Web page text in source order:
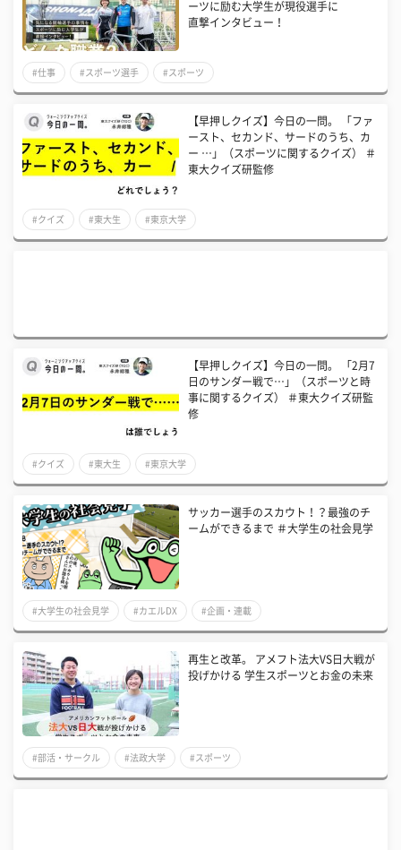
ーツに励む大学生が現役選手に
直撃インタビュー！
#仕事 #スポーツ選手 #スポーツ
【早押しクイズ】今日の一問。 「ファ
ースト、セカンド、サードのうち、カ
ー …」（スポーツに関するクイズ） ＃
東大クイズ研監修
#クイズ #東大生 #東京大学
【早押しクイズ】今日の一問。 「2月7
日のサンダー戦で…」（スポーツと時
事に関するクイズ） ＃東大クイズ研監
修
#クイズ #東大生 #東京大学
サッカー選手のスカウト！？最強のチ
ームができるまで ＃大学生の社会見学
#大学生の社会見学 #カエルDX #企画・連載
再生と改革。 アメフト法大VS日大戦が
投げかける 学生スポーツとお金の未来
#部活・サークル #法政大学 #スポーツ